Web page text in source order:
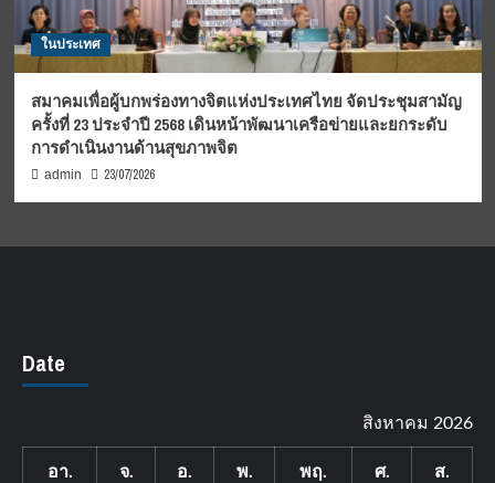
ในประเทศ
สมาคมเพื่อผู้บกพร่องทางจิตแห่งประเทศไทย จัดประชุมสามัญ
ครั้งที่ 23 ประจำปี 2568 เดินหน้าพัฒนาเครือข่ายและยกระดับ
การดำเนินงานด้านสุขภาพจิต
admin 23/07/2026
Date
สิงหาคม 2026
อา. จ. อ. พ. พฤ. ศ. ส.